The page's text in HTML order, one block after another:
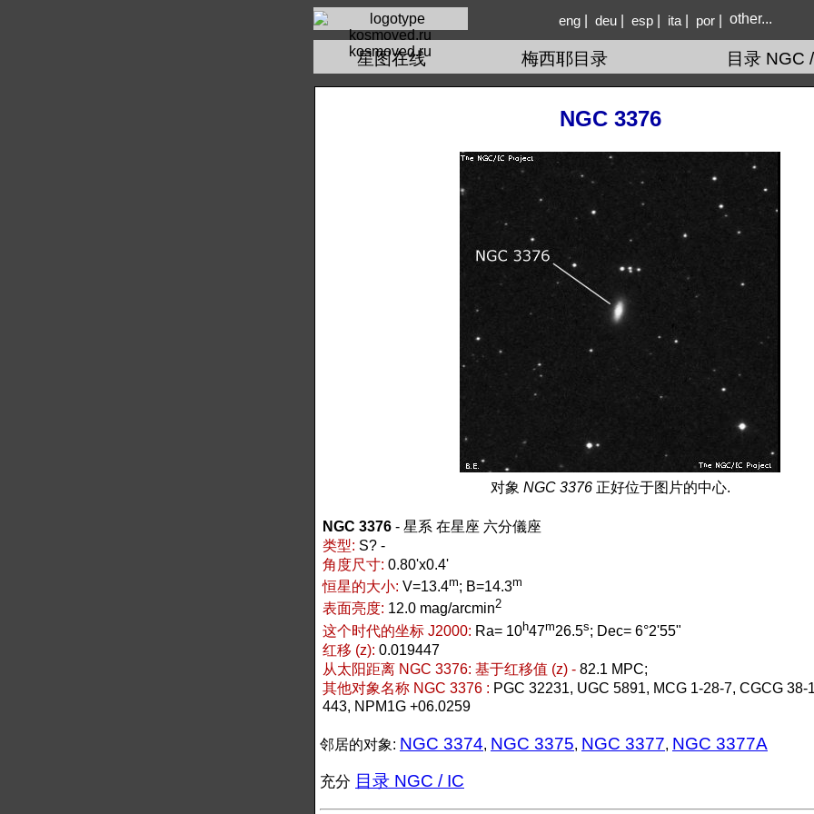
kosmoved.ru
eng deu esp ita por other...
星图在线 梅西耶目录 目录 NGC
NGC 3376
对象 NGC 3376 正好位于图片的中心.
NGC 3376 - 星系 在星座 六分儀座
类型: S? -
角度尺寸: 0.80'x0.4'
恒星的大小: V=13.4m; B=14.3m
表面亮度: 12.0 mag/arcmin2
这个时代的坐标 J2000: Ra= 10h47m26.5s; Dec= 6°2'55"
红移 (z): 0.019447
从太阳距离 NGC 3376: 基于红移值 (z) - 82.1 MPC;
其他对象名称 NGC 3376 : PGC 32231, UGC 5891, MCG 1-28-7, CGCG 38-
443, NPM1G +06.0259
邻居的对象: NGC 3374, NGC 3375, NGC 3377, NGC 3377A
充分 目录 NGC / IC